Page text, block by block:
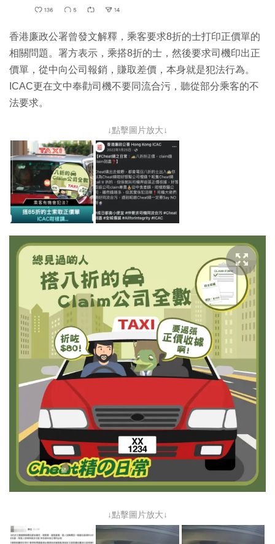
香港廉政公署曾發文解釋，乘客要求8折的士打印正價單的
相關問題。署方表示，乘搭8折的士，然後要求司機印出正
價單，從中向公司報銷，賺取差價，本身就是犯法行為。
ICAC更在文中奉勸司機不要同流合污，聽從部分乘客的不
法要求。
↓點擊圖片放大↓
↓點擊圖片放大↓